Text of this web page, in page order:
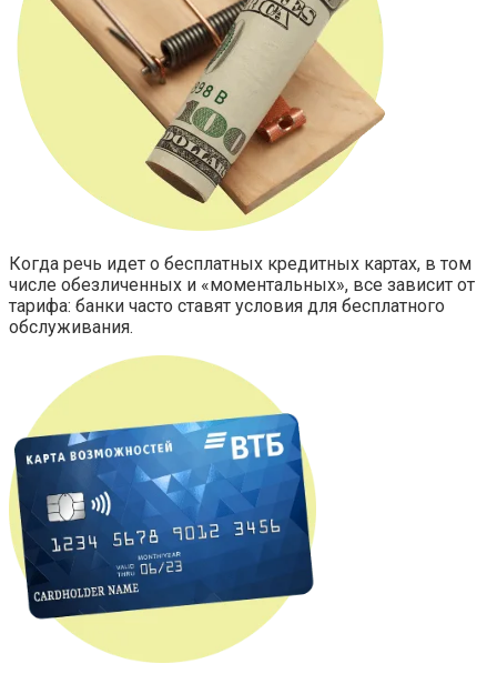
Когда речь идет о бесплатных кредитных картах, в том
числе обезличенных и «моментальных», все зависит от
тарифа: банки часто ставят условия для бесплатного
обслуживания.